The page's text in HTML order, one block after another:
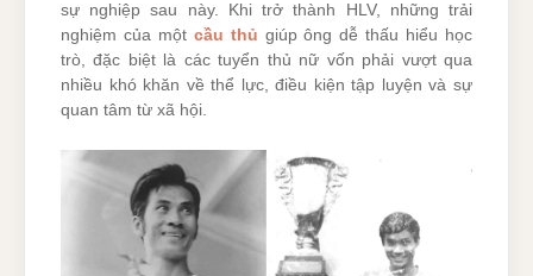
sự nghiệp sau này. Khi trở thành HLV, những trải
nghiệm của một cầu thủ giúp ông dễ thấu hiểu học
trò, đặc biệt là các tuyển thủ nữ vốn phải vượt qua
nhiều khó khăn về thể lực, điều kiện tập luyện và sự
quan tâm từ xã hội.